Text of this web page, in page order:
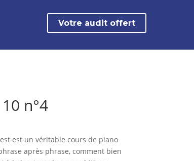
Votre audit offert
n°4
est un véritable cours de piano
après phrase, comment bien